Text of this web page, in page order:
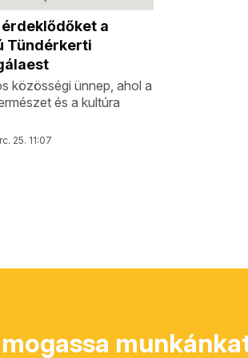
a
Tündérkerti
közösségi ünnep, ahol a
és a kultúra
25. 11:07